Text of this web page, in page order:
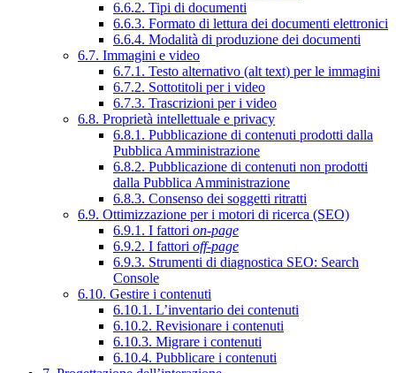
6.6.2. Tipi di documenti
6.6.3. Formato di lettura dei documenti elettronici
6.6.4. Modalità di produzione dei documenti
6.7. Immagini e video
6.7.1. Testo alternativo (alt text) per le immagini
6.7.2. Sottotitoli per i video
6.7.3. Trascrizioni per i video
6.8. Proprietà intellettuale e privacy
6.8.1. Pubblicazione di contenuti prodotti dalla
Pubblica Amministrazione
6.8.2. Pubblicazione di contenuti non prodotti
dalla Pubblica Amministrazione
6.8.3. Consenso dei soggetti ritratti
6.9. Ottimizzazione per i motori di ricerca (SEO)
6.9.1. I fattori on-page
6.9.2. I fattori off-page
6.9.3. Strumenti di diagnostica SEO: Search
Console
6.10. Gestire i contenuti
6.10.1. L’inventario dei contenuti
6.10.2. Revisionare i contenuti
6.10.3. Migrare i contenuti
6.10.4. Pubblicare i contenuti